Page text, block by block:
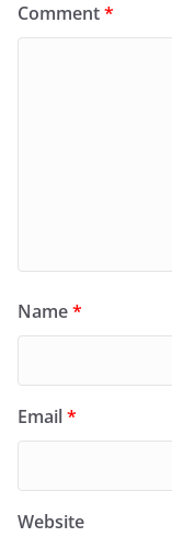
Comment*
Name*
Email*
Website